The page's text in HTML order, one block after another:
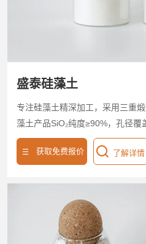
盛泰硅藻土
专注硅藻土精深加工，采用三重
藻土产品SiO₂纯度≥90%，孔径覆
比表面积达30-80m²/g，适配多场
附、耐酸碱（pH 1-14）、耐高
制，兼容压滤、离心等设备，滤
40%，滤渣可资源化利用，以高
势，赋能工业高效清洁生产与可持
获取免费报价 了解详情